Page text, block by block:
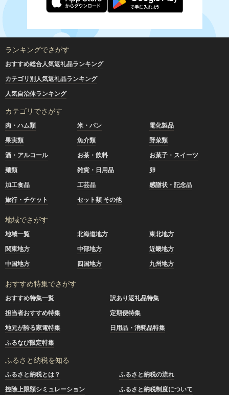
ランキングでさがす
おすすめ総合人気返礼品ランキング
カテゴリ別人気返礼品ランキング
人気自治体ランキング
カテゴリでさがす
肉・ハム類 米・パン
電化製品
果実類
魚介類
野菜類
酒・アルコール
お茶・飲料
お菓子・スイーツ
麺類
雑貨・日用品
卵
加工食品
工芸品
感謝状・記念品
旅行・チケット
セット類 その他
地域でさがす
地域一覧 北海道地方
東北地方
関東地方
中部地方
近畿地方
中国地方
四国地方 九州地方
おすすめ特集でさがす
おすすめ特集一覧
訳あり返礼品特集
担当者おすすめ特集
定期便特集
地元が誇る家電特集
日用品・消耗品特集
ふるなび限定特集
ふるさと納税を知る
ふるさと納税とは？
ふるさと納税の流れ
控除上限額シミュレーション
ふるさと納税制度について